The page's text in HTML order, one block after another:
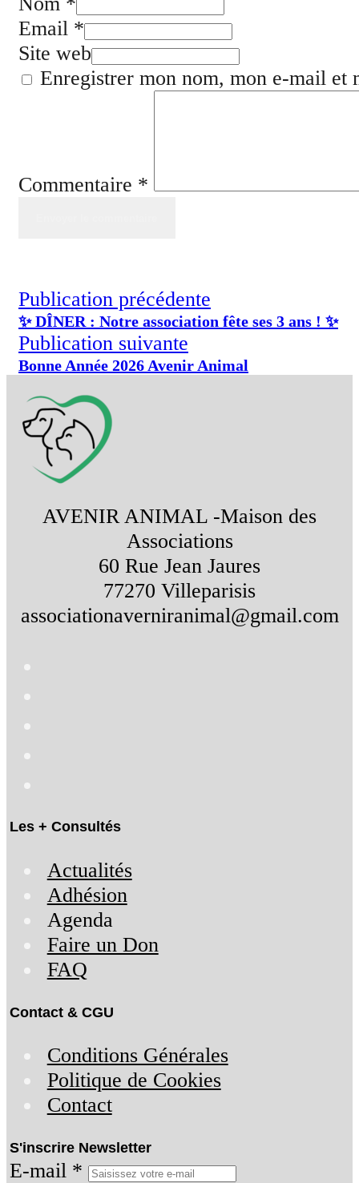
Email *
Site web
Enregistrer mon nom, mon e-mail et
Commentaire *
Publication précédente
✨ DÎNER : Notre association fête ses 3 ans ! ✨
Publication suivante
Bonne Année 2026 Avenir Animal
AVENIR ANIMAL -Maison des
Associations
60 Rue Jean Jaures
77270 Villeparisis
associationaverniranimal@gmail.com
Les + Consultés
Actualités
Adhésion
Agenda
Faire un Don
FAQ
Contact & CGU
Conditions Générales
Politique de Cookies
Contact
S'inscrire Newsletter
E-mail *